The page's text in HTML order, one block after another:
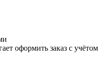
оформить заказ с учётом